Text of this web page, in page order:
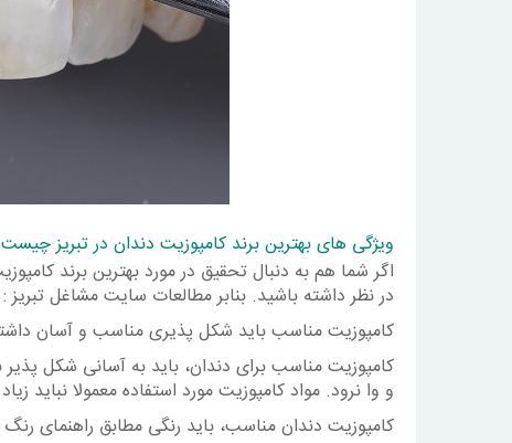
ویژگی های بهترین برند کامپوزیت دندان در تبریز
اگر شما هم به دنبال تحقیق در مورد بهترین برند
در نظر داشته باشید. بنابر مطالعات سایت مشاغل تبریز :
کامپوزیت مناسب باید شکل پذیری مناسب و آسان
کامپوزیت مناسب برای دندان، باید به آسانی شکل
و وا نرود. مواد کامپوزیت مورد استفاده معمولا نباید
کامپوزیت دندان مناسب، باید رنگی مطابق راهنمای